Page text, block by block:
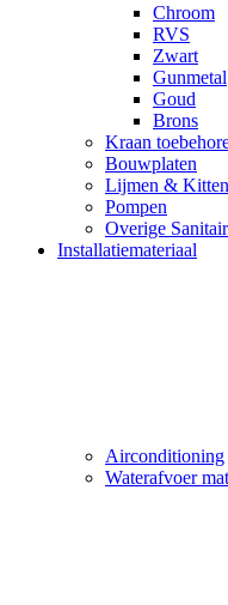
Chroom
RVS
Zwart
Gunmetal
Goud
Brons
Kraan
Bouwplaten
Lijmen & Kitten
Pompen
Overige Sanitair
Installatiemateriaal
Airconditioning
Waterafvoer